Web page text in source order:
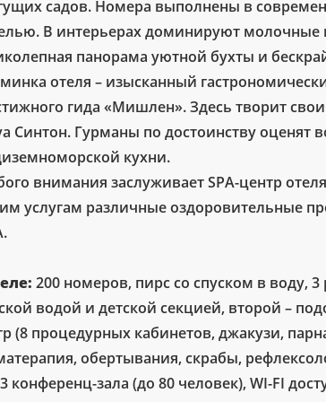
садов. Номера выполнены в
В интерьерах доминируют молочные
панорама уютной бухты и
отеля – изысканный
гида «Мишлен». Здесь творит
Синтон. Гурманы по достоинству оценят
кухни.
внимания заслуживает SPA-центр
услугам различные оздоровительные
200 номеров, пирс со спуском в воду,
водой и детской секцией, второй –
(8 процедурных кабинетов, джакузи,
обертывания, скрабы,
конференц-зала (до 80 человек), WI-FI